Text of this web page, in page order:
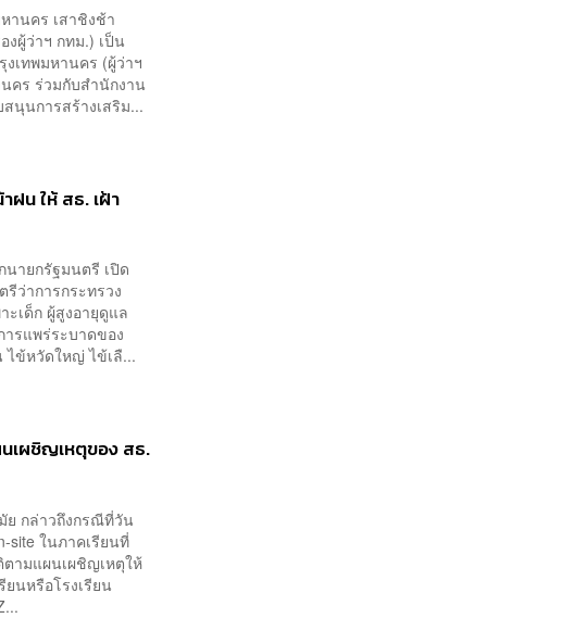
านคร เสาชิงช้า
งผู้ว่าฯ กทม.) เป็น
เทพมหานคร (ผู้ว่าฯ
คร ร่วมกับสำนักงาน
นุนการสร้างเสริม...
ฝน ให้ สธ. เฝ้า
ายกรัฐมนตรี เปิด
ว่าการกระทรวง
เด็ก ผู้สูงอายุดูแล
ารแพร่ระบาดของ
ไข้หวัดใหญ่ ไข้เลื...
เผชิญเหตุของ สธ.
กล่าวถึงกรณีที่วัน
site ในภาคเรียนที่
ามแผนเผชิญเหตุให้
นหรือโรงเรียน